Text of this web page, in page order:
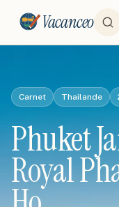
Vacanceo
Carnet Thailande
Phuket
Royal